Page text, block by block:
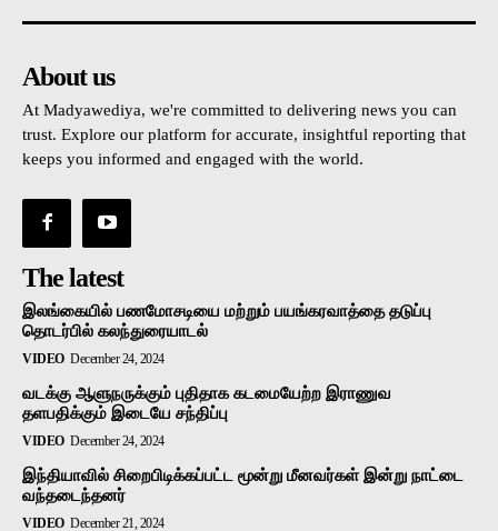
About us
At Madyawediya, we're committed to delivering news you can
trust. Explore our platform for accurate, insightful reporting that
keeps you informed and engaged with the world.
The latest
இலங்கையில் பணமோசடியை மற்றும் பயங்கரவாத்தை தடுப்பு
தொடர்பில் கலந்துரையாடல்
VIDEO December 24, 2024
வடக்கு ஆளுநருக்கும் புதிதாக கடமையேற்ற இராணுவ
தளபதிக்கும் இடையே சந்திப்பு
VIDEO December 24, 2024
இந்தியாவில் சிறைபிடிக்கப்பட்ட மூன்று மீனவர்கள் இன்று நாட்டை
வந்தடைந்தனர்
VIDEO December 21, 2024